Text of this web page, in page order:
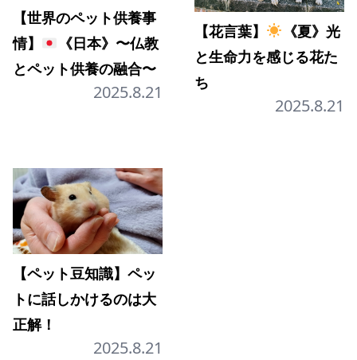
【世界のペット供養事
情】
《日本》〜仏教
とペット供養の融合〜
2025.8.21
【花言葉】
《夏》光
と生命力を感じる花た
ち
2025.8.21
【ペット豆知識】ペッ
トに話しかけるのは大
正解！
2025.8.21